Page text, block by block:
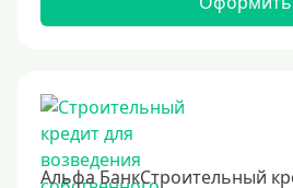
8 лет
9 лет
10 лет
Альфа БанкСтроительный